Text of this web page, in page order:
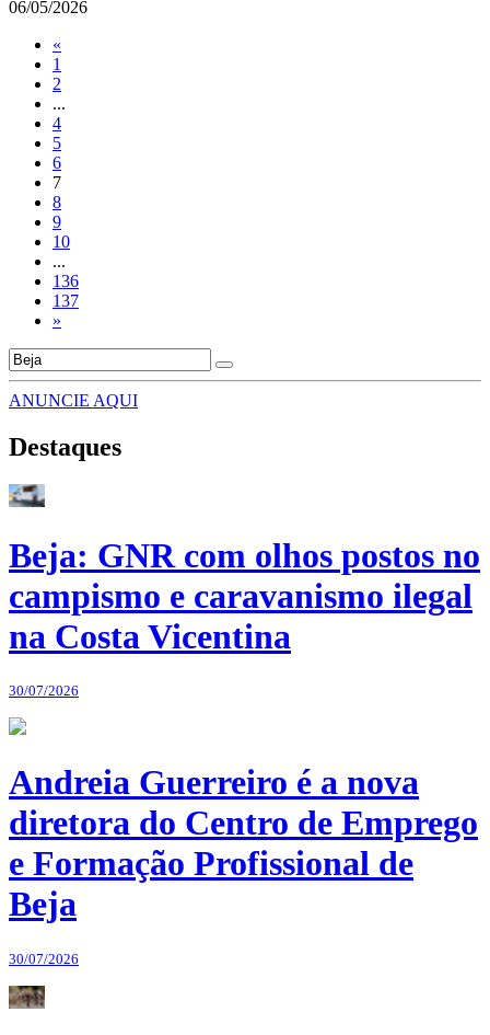
06/05/2026
«
1
2
...
4
5
6
7
8
9
10
...
136
137
»
ANUNCIE AQUI
Destaques
Beja: GNR com olhos postos no
campismo e caravanismo ilegal
na Costa Vicentina
30/07/2026
Andreia Guerreiro é a nova
diretora do Centro de Emprego
e Formação Profissional de
Beja
30/07/2026